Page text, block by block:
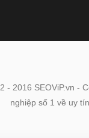
- 2016 SEOViP.vn -
nghiệp số 1 về uy tín